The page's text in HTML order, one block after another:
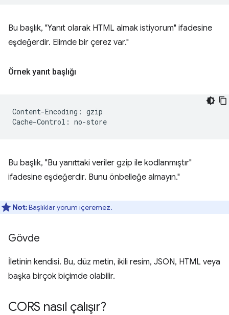
Bu başlık, "Yanıt olarak HTML almak istiyorum" ifadesine
eşdeğerdir. Elimde bir çerez var."
Örnek yanıt başlığı
Content-Encoding: gzip
Bu başlık, "Bu yanıttaki veriler gzip ile kodlanmıştır"
ifadesine eşdeğerdir. Bunu önbelleğe almayın."
Not:Başlıklar yorum içeremez.
Gövde
İletinin kendisi. Bu, düz metin, ikili resim, JSON, HTML veya
başka birçok biçimde olabilir.
CORS nasıl çalışır?